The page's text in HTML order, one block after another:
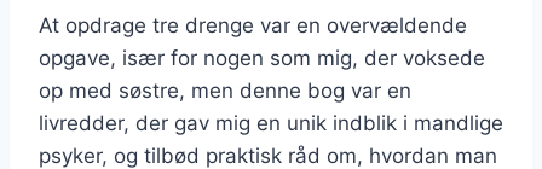
At opdrage tre drenge var en overvældende
opgave, især for nogen som mig, der voksede
op med søstre, men denne bog var en
livredder, der gav mig en unik indblik i mandlige
psyker, og tilbød praktisk råd om, hvordan man